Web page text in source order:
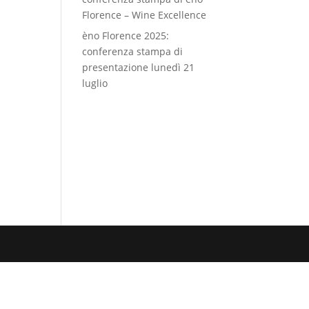
Florence – Wine Excellence
èno Florence 2025:
conferenza stampa di
presentazione lunedì 21
luglio